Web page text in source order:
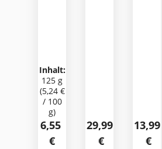
Inhalt:
125 g
(5,24 €
/ 100
g)
Regulärer Preis:
6,55
€
Regulärer Preis:
29,99
€
13,99
€